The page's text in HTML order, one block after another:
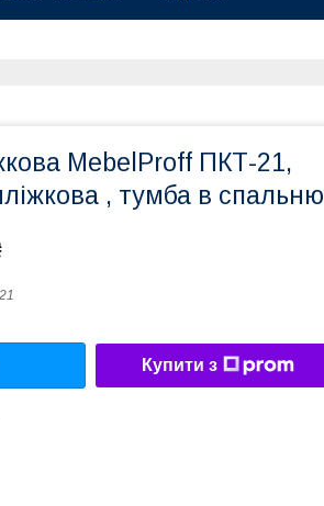
MebelProff ПКТ-21,
, тумба в спальню
Купити з